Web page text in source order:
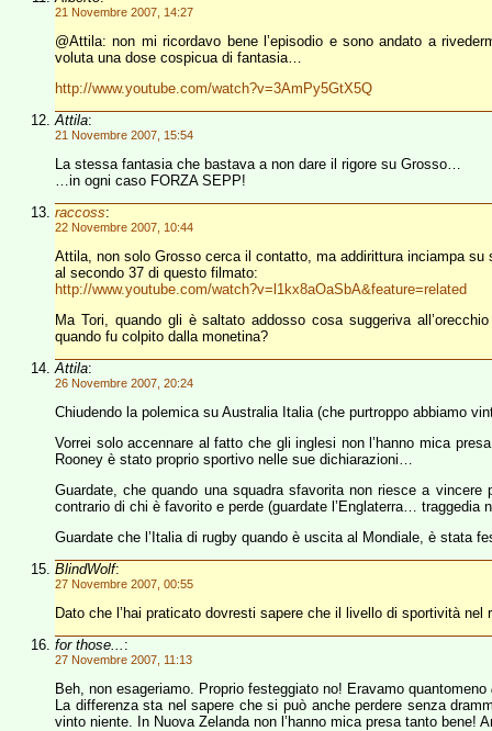
21 Novembre 2007, 14:27
@Attila: non mi ricordavo bene l’episodio e sono andato a
voluta una dose cospicua di fantasia…
http://www.youtube.com/watch?v=3AmPy5GtX5Q
Attila:
21 Novembre 2007, 15:54
La stessa fantasia che bastava a non dare il rigore su Grosso…
…in ogni caso FORZA SEPP!
raccoss:
22 Novembre 2007, 10:44
Attila, non solo Grosso cerca il contatto, ma addirittura inciampa
al secondo 37 di questo filmato:
http://www.youtube.com/watch?v=l1kx8aOaSbA&feature=related
Ma Tori, quando gli è saltato addosso cosa suggeriva
quando fu colpito dalla monetina?
Attila:
26 Novembre 2007, 20:24
Chiudendo la polemica su Australia Italia (che purtroppo abbiamo
Vorrei solo accennare al fatto che gli inglesi non l’hanno mica
Rooney è stato proprio sportivo nelle sue dichiarazioni…
Guardate, che quando una squadra sfavorita non riesce a
contrario di chi è favorito e perde (guardate l’Englaterra…
Guardate che l’Italia di rugby quando è uscita al Mondiale, è stata
BlindWolf:
27 Novembre 2007, 00:55
Dato che l’hai praticato dovresti sapere che il livello di sportività
for those... :
27 Novembre 2007, 11:13
Beh, non esageriamo. Proprio festeggiato no! Eravamo quantomeno
La differenza sta nel sapere che si può anche perdere senza
vinto niente. In Nuova Zelanda non l’hanno mica presa tanto